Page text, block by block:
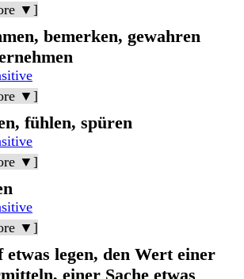
▼]
bemerken, gewahren
▼]
fühlen, spüren
▼]
▼]
etwas legen, den Wert einer
einer Sache etwas